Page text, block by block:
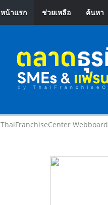
หน้าแรก ช่วยเหลือ ค้นหา
ThaiFranchiseCenter Webboard